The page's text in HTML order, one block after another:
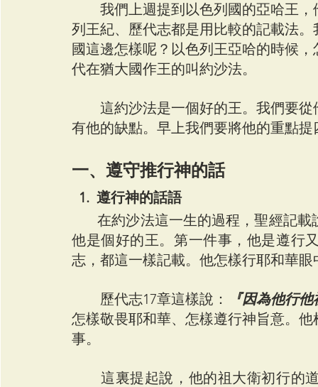
我們上週提到以色列國的亞哈王，
列王紀、歷代志都是用比較的記載法
國這邊怎樣呢？以色列王亞哈的時候
代在猶大國作王的叫約沙法。
這約沙法是一個好的王。我們要從
有他的缺點。早上我們要將他的重點
一、遵守推行神的話
  1.  遵行神的話語
在約沙法這一生的過程，聖經記載
他是個好的王。第一件事，他是遵行
志，都這一樣記載。他怎樣行耶和華
歷代志17章這樣說：
『因為他行
怎樣敬畏耶和華、怎樣遵行神旨意。
事。
這裏提起說，他的祖大衛初行的道